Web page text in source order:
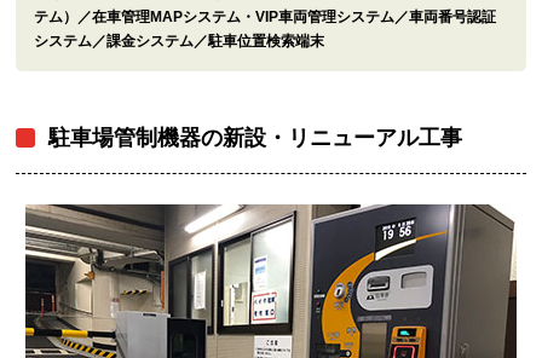
テム）／在車管理MAPシステム・VIP車両管理システム／車両番号認証
システム／課金システム／駐車位置検索端末
駐車場管制機器の新設・リニューアル工事